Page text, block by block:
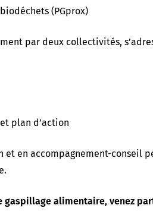
(PGprox)
par deux collectivités,
plan d’action
en accompagnement-conseil
alimentaire, venez